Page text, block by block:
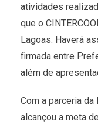
atividades
que o
Lagoas. Haverá
firmada entre
além de
Com a parceria
alcançou a meta